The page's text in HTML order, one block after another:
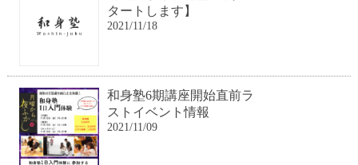
タートします】
2021/11/18
和身塾6期講座開始直前ラ
ストイベント情報
2021/11/09